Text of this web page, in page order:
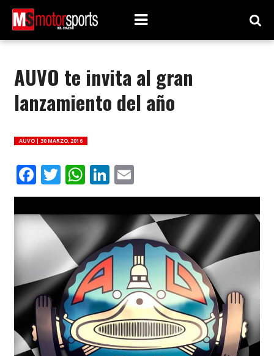
AUVO te invita al gran
lanzamiento del año
AUVO | 30 MARZO, 2016
Facebook
Twitter
WhatsApp
LinkedIn
Email